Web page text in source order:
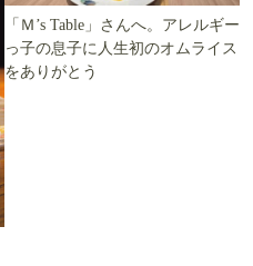
「Ｍ’s Table」さんへ。アレルギー
っ子の息子に人生初のオムライス
をありがとう